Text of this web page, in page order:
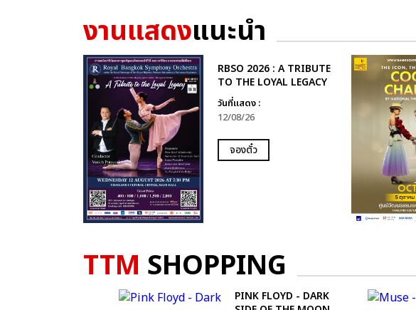
งานแสดงแนะนำ
RBSO 2026 : A TRIBUTE
TO THE LOYAL LEGACY
วันที่แสดง :
12/08/26
จองตั๋ว
TTM SHOPPING
PINK FLOYD - DARK